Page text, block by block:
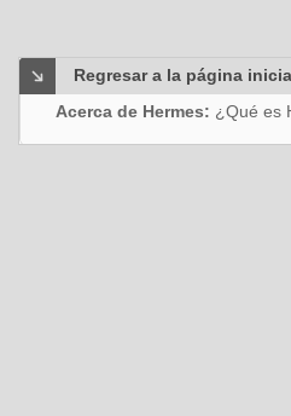
Regresar a la página
Acerca de Hermes: ¿Qué es